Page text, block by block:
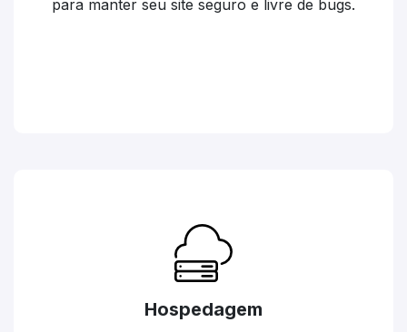
para manter seu site seguro e livre de bugs.
Hospedagem